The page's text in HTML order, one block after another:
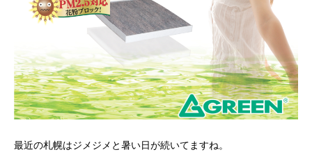
最近の札幌はジメジメと暑い日が続いてますね。